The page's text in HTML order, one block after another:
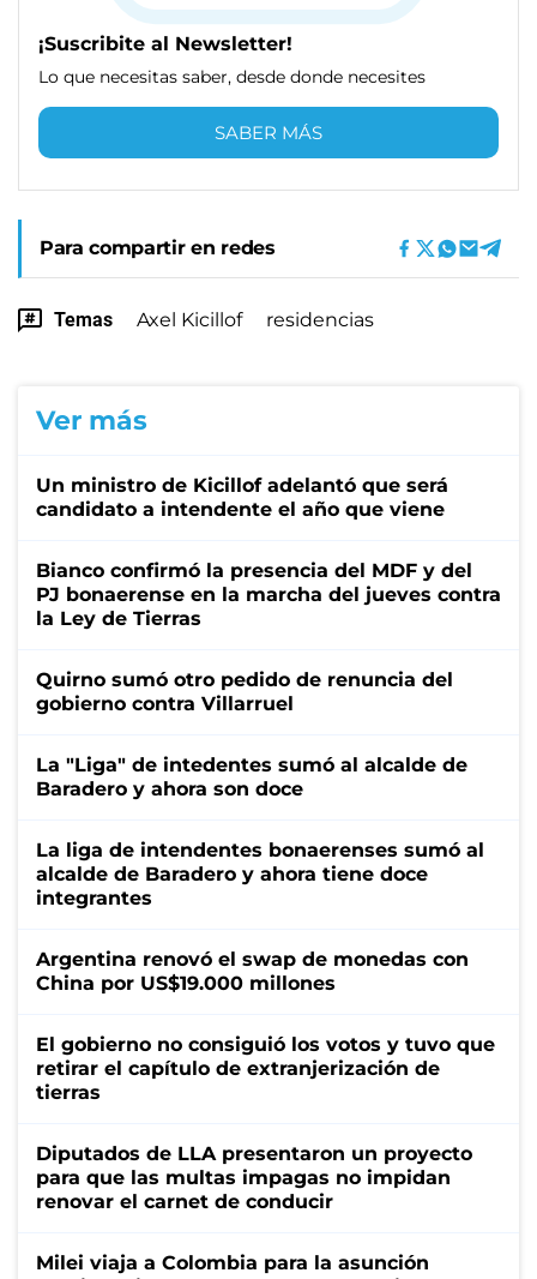
¡Suscribite al Newsletter!
Lo que necesitas saber, desde donde necesites
SABER MÁS
Para compartir en redes
Temas Axel Kicillof residencias
Ver más
Un ministro de Kicillof adelantó que será
candidato a intendente el año que viene
Bianco confirmó la presencia del MDF y del
PJ bonaerense en la marcha del jueves contra
la Ley de Tierras
Quirno sumó otro pedido de renuncia del
gobierno contra Villarruel
La "Liga" de intedentes sumó al alcalde de
Baradero y ahora son doce
La liga de intendentes bonaerenses sumó al
alcalde de Baradero y ahora tiene doce
integrantes
Argentina renovó el swap de monedas con
China por US$19.000 millones
El gobierno no consiguió los votos y tuvo que
retirar el capítulo de extranjerización de
tierras
Diputados de LLA presentaron un proyecto
para que las multas impagas no impidan
renovar el carnet de conducir
Milei viaja a Colombia para la asunción